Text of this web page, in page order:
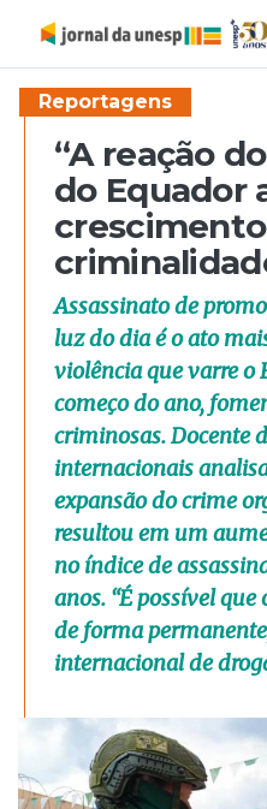
Reportagens
“A reação
do Equador
Assassinato de
luz do dia é o ato
violência que varre o
começo do ano,
criminosas. Docente
internacionais
expansão do crime
resultou em um
no índice de
anos. “É possível
de forma
internacional de